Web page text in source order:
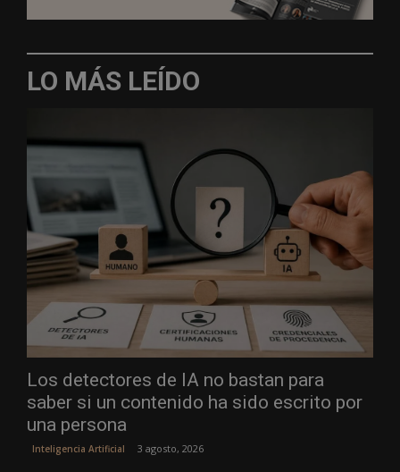
LO MÁS LEÍDO
Los detectores de IA no bastan para
saber si un contenido ha sido escrito por
una persona
Inteligencia Artificial 3 agosto, 2026